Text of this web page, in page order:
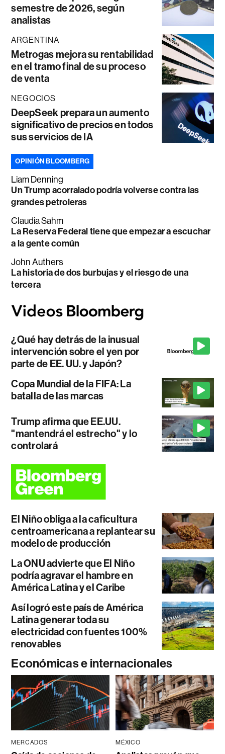
semestre de 2026, según
analistas
ARGENTINA
Metrogas mejora su rentabilidad
en el tramo final de su proceso
de venta
NEGOCIOS
DeepSeek prepara un aumento
significativo de precios en todos
sus servicios de IA
OPINIÓN BLOOMBERG
Liam Denning
Un Trump acorralado podría volverse contra las
grandes petroleras
Claudia Sahm
La Reserva Federal tiene que empezar a escuchar
a la gente común
John Authers
La historia de dos burbujas y el riesgo de una
tercera
¿Qué hay detrás de la inusual
intervención sobre el yen por
parte de EE. UU. y Japón?
Copa Mundial de la FIFA: La
batalla de las marcas
Trump afirma que EE.UU.
"mantendrá el estrecho" y lo
controlará
El Niño obliga a la caficultura
centroamericana a replantear su
modelo de producción
La ONU advierte que El Niño
podría agravar el hambre en
América Latina y el Caribe
Así logró este país de América
Latina generar toda su
electricidad con fuentes 100%
renovables
Económicas e internacionales
MERCADOS MÉXICO